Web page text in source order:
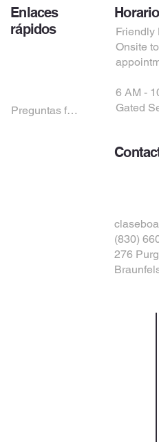
Enlaces
rápidos
Preguntas frecuentes
Friendly
Onsite
6 AM -
Gated
(830)
276